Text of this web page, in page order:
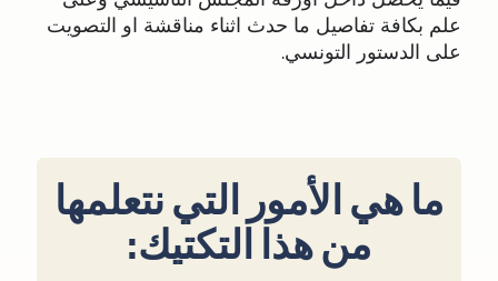
علم بكافة تفاصيل ما حدث اثناء مناقشة او التصويت
على الدستور التونسي.
ما هي الأمور التي نتعلمها
من هذا التكتيك: